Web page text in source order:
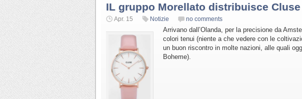
IL gruppo Morellato distribuisce Cluse
Apr. 15 Notizie no comments
Arrivano dall’Olanda, per la precisione da
colori tenui (niente a che vedere con le
un buon riscontro in molte nazioni, alle quali
Boheme).